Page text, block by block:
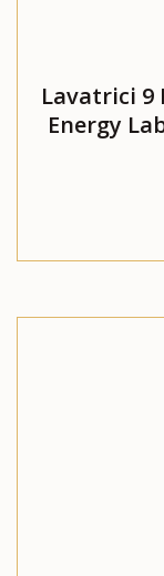
Lavatrici 9
Energy